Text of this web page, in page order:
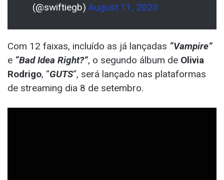
(@swiftiegb) August 11, 2023
Com 12 faixas, incluído as já lançadas “Vampire”
e “Bad Idea Right?”, o segundo álbum de Olivia
Rodrigo, “GUTS“, será lançado nas plataformas
de streaming dia 8 de setembro.